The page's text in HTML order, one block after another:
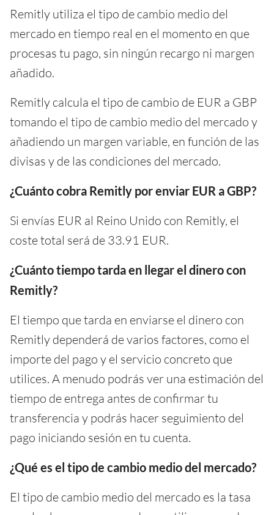
Remitly utiliza el tipo de cambio medio del
mercado en tiempo real en el momento en que
procesas tu pago, sin ningún recargo ni margen
añadido.
Remitly calcula el tipo de cambio de EUR a GBP
tomando el tipo de cambio medio del mercado y
añadiendo un margen variable, en función de las
divisas y de las condiciones del mercado.
¿Cuánto cobra Remitly por enviar EUR a GBP?
Si envías EUR al Reino Unido con Remitly, el
coste total será de 33.91 EUR.
¿Cuánto tiempo tarda en llegar el dinero con
Remitly?
El tiempo que tarda en enviarse el dinero con
Remitly dependerá de varios factores, como el
importe del pago y el servicio concreto que
utilices. A menudo podrás ver una estimación del
tiempo de entrega antes de confirmar tu
transferencia y podrás hacer seguimiento del
pago iniciando sesión en tu cuenta.
¿Qué es el tipo de cambio medio del mercado?
El tipo de cambio medio del mercado es la tasa